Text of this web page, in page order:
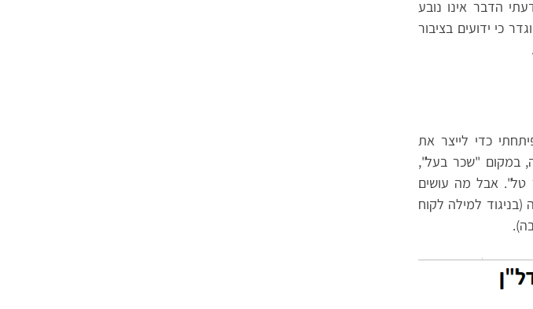
הדבר אינו נובע
כי ידועים בציבור
כדי לייצר את
במקום "שכר בעל",
טל". אבל מה עושים
למילה לקוח